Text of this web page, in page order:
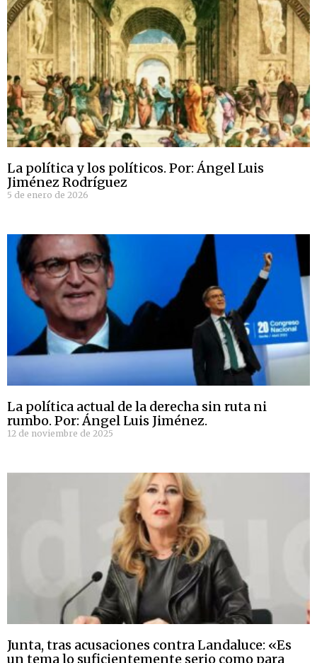
La política y los políticos. Por: Ángel Luis
Jiménez Rodríguez
5 de enero de 2026
La política actual de la derecha sin ruta ni
rumbo. Por: Ángel Luis Jiménez.
12 de noviembre de 2025
Junta, tras acusaciones contra Landaluce: «Es
un tema lo suficientemente serio como para